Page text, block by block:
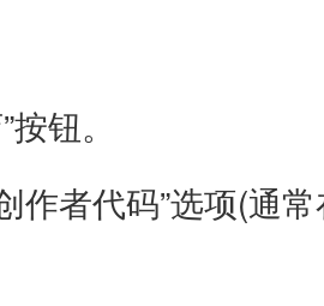
钮。
作者代码”选项(通